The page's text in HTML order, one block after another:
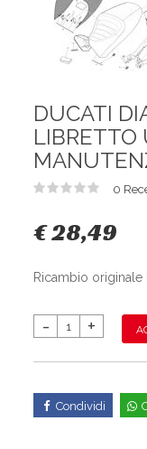
DUCATI
LIBRETTO
0
€ 28,49
Ricambio originale
Condividi